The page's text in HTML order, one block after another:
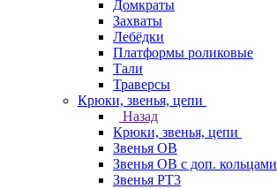
Домкраты
Захваты
Лебёдки
Платформы роликовые
Тали
Траверсы
Крюки, звенья, цепи
Назад
Крюки, звенья, цепи
Звенья ОВ
Звенья ОВ с доп. кольцами
Звенья РТ3